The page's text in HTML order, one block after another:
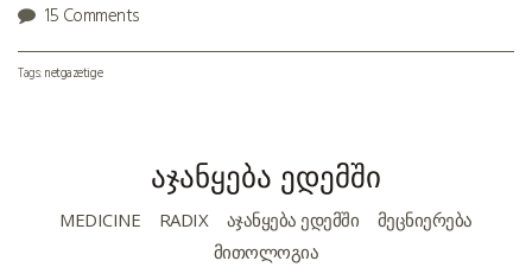
15 Comments
Tags: netgazeti.ge
აჯანყება ედემში
MEDICINE RADIX ᲐᲯᲐᲜᲧᲔᲑᲐ ᲔᲓᲔᲛᲨᲘ
ᲛᲔᲪᲜᲘᲔᲠᲔᲑᲐ
ᲛᲘᲗᲝᲚᲝᲒᲘᲐ